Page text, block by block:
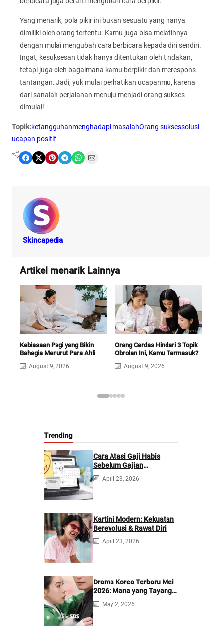
Yang menarik, pola pikir ini bukan sesuatu yang hanya
dimiliki oleh orang tertentu. Kamu juga bisa melatihnya
dengan mulai mengubah cara berbicara kepada diri sendiri.
Ingat, kesuksesan tidak hanya ditentukan oleh tindakan,
tetapi juga oleh bagaimana kamu berpikir dan merespons
tantangan. Jadi, yuk mulai perhatikan ucapanmu, karena
dari sanalah perjalanan menuju menjadi orang sukses
dimulai!
Topik:ketangguhanmenghadapi masalahOrang suksessolusi
ucapan positif
Share on Facebook Share on X Share on Pinterest Share on Telegram Share on WhatsApp Share on Email
Skincapedia
Artikel menarik Lainnya
Kebiasaan Pagi yang Bikin
Bahagia Menurut Para Ahli
August 9, 2026
Orang Cerdas Hindari 3 Topik
Obrolan Ini, Kamu Termasuk?
August 9, 2026
Trending
Cara Atasi Gaji Habis
Sebelum Gajian
Berikutnya
April 23, 2026
Kartini Modern: Kekuatan
Berevolusi & Rawat Diri
April 23, 2026
Drama Korea Terbaru Mei
2026: Mana yang Tayang
di Netflix?
May 2, 2026